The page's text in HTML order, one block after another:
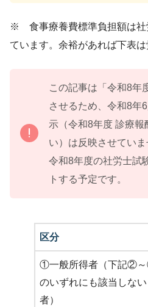
※ 食事療養費標準負担額は社
ています。余裕があれば下表は
この記事は「令和8年
させるため、令和8年
示（令和8年度 診療報
い）は反映させていま
令和8年度の社労士試
トする予定です。
区分
①一般所得者（下記②
のいずれにも該当しない
者）